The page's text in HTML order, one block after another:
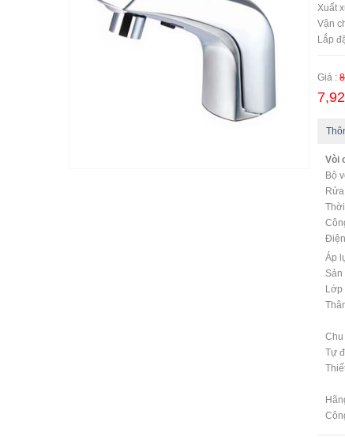
Xuất
Vận
Lắp
Giá :
Vòi
Bộ
Áp
Sản
Lớp
Chu
Tự